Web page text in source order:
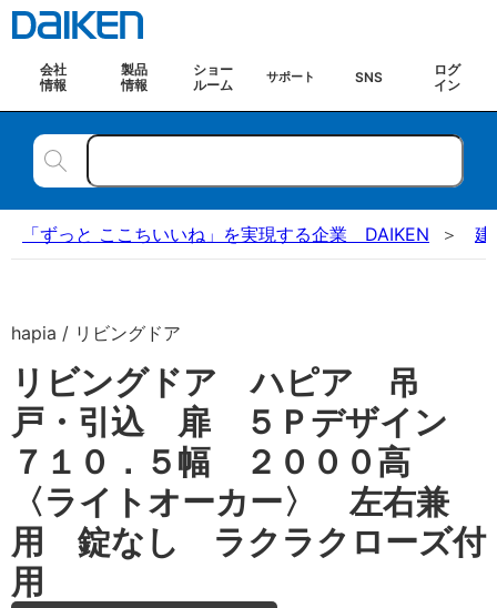
会社
情報
製品
情報
ショー
ルーム
サポート SNS
ログ
イン
「ずっと ここちいいね」を実現する企業 DAIKEN 建
hapia / リビングドア
リビングドア ハピア 吊
戸・引込 扉 ５Ｐデザイン
７１０．５幅 ２０００高
〈ライトオーカー〉 左右兼
用 錠なし ラクラクローズ付
用